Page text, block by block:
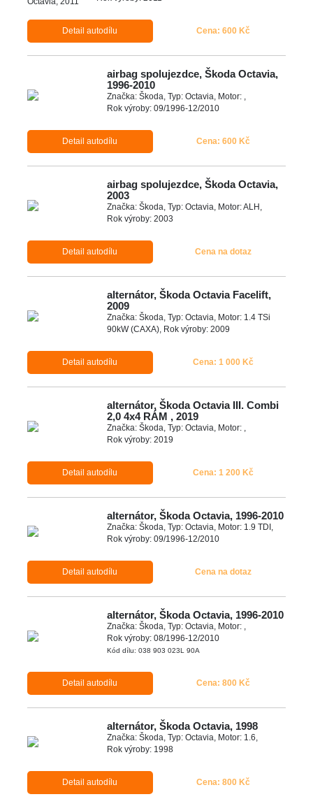
Detail autodílu Cena: 600 Kč
airbag spolujezdce, Škoda Octavia,
1996-2010
Značka: Škoda, Typ: Octavia, Motor: ,
Rok výroby: 09/1996-12/2010
Detail autodílu Cena: 600 Kč
airbag spolujezdce, Škoda Octavia,
2003
Značka: Škoda, Typ: Octavia, Motor: ALH,
Rok výroby: 2003
Detail autodílu Cena na dotaz
alternátor, Škoda Octavia Facelift,
2009
Značka: Škoda, Typ: Octavia, Motor: 1.4 TSi
90kW (CAXA), Rok výroby: 2009
Detail autodílu Cena: 1 000 Kč
alternátor, Škoda Octavia III. Combi
2,0 4x4 RÁM , 2019
Značka: Škoda, Typ: Octavia, Motor: ,
Rok výroby: 2019
Detail autodílu Cena: 1 200 Kč
alternátor, Škoda Octavia, 1996-2010
Značka: Škoda, Typ: Octavia, Motor: 1.9 TDI,
Rok výroby: 09/1996-12/2010
Detail autodílu Cena na dotaz
alternátor, Škoda Octavia, 1996-2010
Značka: Škoda, Typ: Octavia, Motor: ,
Rok výroby: 08/1996-12/2010
Kód dílu: 038 903 023L 90A
Detail autodílu Cena: 800 Kč
alternátor, Škoda Octavia, 1998
Značka: Škoda, Typ: Octavia, Motor: 1.6,
Rok výroby: 1998
Detail autodílu Cena: 800 Kč